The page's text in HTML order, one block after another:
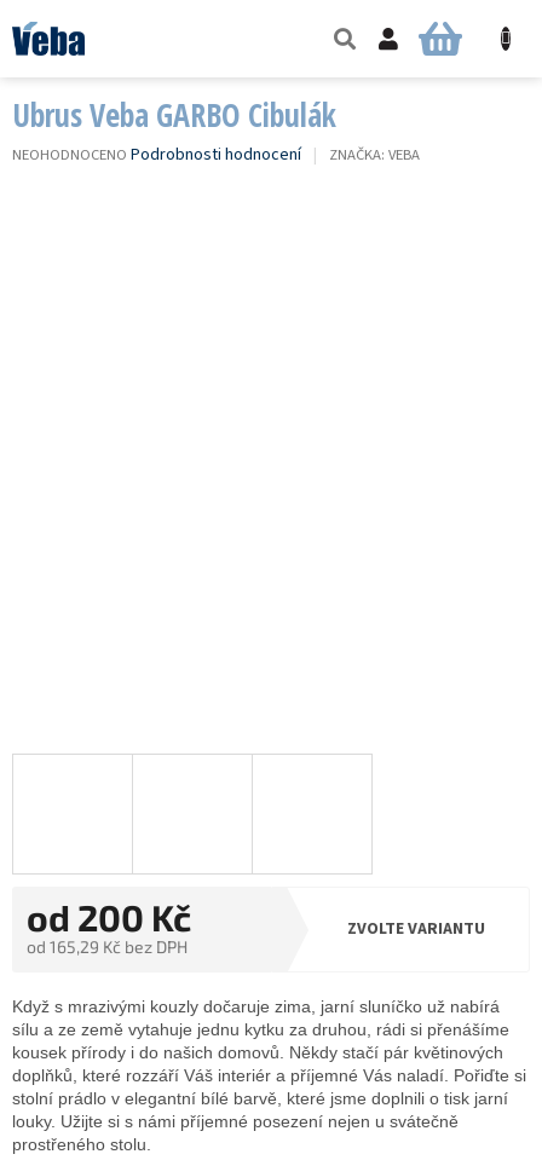
na
obsah
NÁKUPNÍ
Ubrus Veba GARBO Cibulák
PRŮMĚRNÉ
NEOHODNOCENO Podrobnosti hodnocení ZNAČKA: VEBA
od 200 Kč
od 165,29 Kč bez DPH
ZVOLTE VARIANTU
Když s mrazivými kouzly dočaruje zima, jarní sluníčko už nabírá
sílu a ze země vytahuje jednu kytku za druhou, rádi si přenášíme
kousek přírody i do našich domovů. Někdy stačí pár květinových
doplňků, které rozzáří Váš interiér a příjemné Vás naladí. Pořiďte si
stolní prádlo v elegantní bílé barvě, které jsme doplnili o tisk jarní
louky. Užijte si s námi příjemné posezení nejen u svátečně
prostřeného stolu.